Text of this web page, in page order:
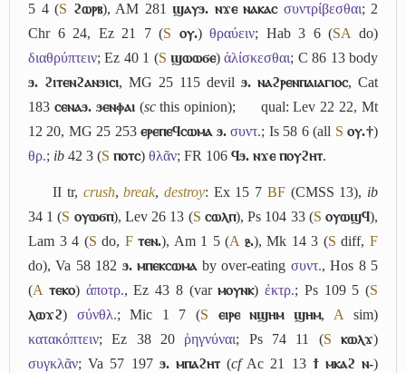
5 4 (S ϩⲱⲣⲃ), AM 281 ϣⲁⲩϧ. ⲛϫⲉ ⲛⲁⲕⲁⲥ συντρίβεσθαι; 2
Chr 6 24, Ez 21 7 (S ⲟⲩ.)θραύειν; Hab 3 6 (SA do)
διαθρύπτειν; Ez 40 1 (S ϣⲱⲱϭⲉ)ἁλίσκεσθαι; C 86 13 body
ϧ. ϩⲓⲧⲉⲛϩⲁⲛϧⲓⲥⲓ, MG 25 115 devil ϧ. ⲛⲁϩⲣⲉⲛⲡⲁⲓⲁⲅⲓⲟⲥ, Cat
183 ⲥⲉⲛⲁϧ. ϧⲉⲛⲫⲁⲓ(scthis opinion);
qual: Lev 22 22, Mt
12 20, MG 25 253ⲉⲣⲉⲡⲉϥⲥⲱⲙⲁ ϧ. συντ.; Is 58 6 (all S ⲟⲩ.†)
θρ.; ib 42 3 (S ⲡⲟⲧⲥ) θλᾶν; FR 106 ϥϧ. ⲛϫⲉ ⲡⲟⲩϩⲏⲧ.
II tr, crush,break,destroy: Ex 15 7 BF(CMSS 13), ib
34 1 (S ⲟⲩⲱϭⲡ), Lev 26 13 (S ⲥⲱⲗⲡ), Ps 104 33 (S ⲟⲩⲱϣϥ),
Lam 3 4 (S do, F ⲧⲉⲛ.), Am 1 5 (A ⳉ.), Mk 14 3 (S diff,F
do), Va 58 182 ϧ. ⲙⲡⲉⲕⲥⲱⲙⲁ by over-eating συντ., Hos 8 5
(A ⲧⲉⲕⲟ) ἀποτρ., Ez 43 8 (varⲙⲟⲩⲛⲕ) ἐκτρ.; Ps 109 5 (S
ⲗⲱϫϩ) σύνθλ.; Mic 1 7 (S ⲉⲓⲣⲉ ⲛϣⲏⲙ ϣⲏⲙ, A sim)
κατακόπτειν; Ez 38 20 ῥηγνύναι; Ps 74 11 (S ⲕⲱⲗϫ)
συγκλᾶν; Va 57 197 ϧ. ⲙⲡⲁϩⲏⲧ(cfAc 21 13 ϯ ⲙⲕⲁϩ ⲛ-)